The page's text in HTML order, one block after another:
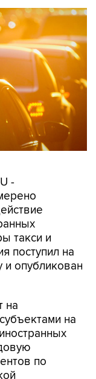
-
такси и
поступил на
и опубликован
на
на
по